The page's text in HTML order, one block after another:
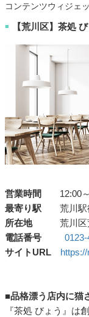
コンテンツウィジェ
■ 【荒川区】茶処
営業時間
12:00～
最寄り駅 荒川駅
所在地荒川区荒
電話番号
サイトURL
■品格漂う店内に猫
『茶処 びょう』は